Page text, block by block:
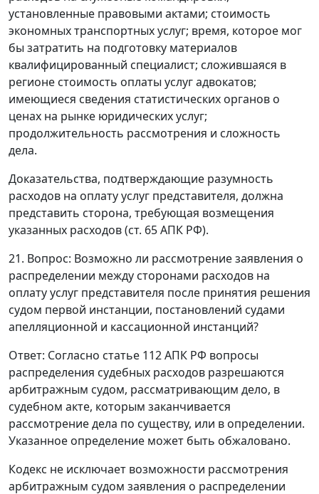
установленные правовыми актами; стоимость
экономных транспортных услуг; время, которое мог
бы затратить на подготовку материалов
квалифицированный специалист; сложившаяся в
регионе стоимость оплаты услуг адвокатов;
имеющиеся сведения статистических органов о
ценах на рынке юридических услуг;
продолжительность рассмотрения и сложность
дела.
Доказательства, подтверждающие разумность
расходов на оплату услуг представителя, должна
представить сторона, требующая возмещения
указанных расходов (ст. 65АПК РФ).
21. Вопрос: Возможно ли рассмотрение заявления о
распределении между сторонами расходов на
оплату услуг представителя после принятия решения
судом первой инстанции, постановлений судами
апелляционной и кассационной инстанций?
Ответ: Согласно статье 112АПК РФ вопросы
распределения судебных расходов разрешаются
арбитражным судом, рассматривающим дело, в
судебном акте, которым заканчивается
рассмотрение дела по существу, или в определении.
Указанное определение может быть обжаловано.
Кодекс не исключает возможности рассмотрения
арбитражным судом заявления о распределении